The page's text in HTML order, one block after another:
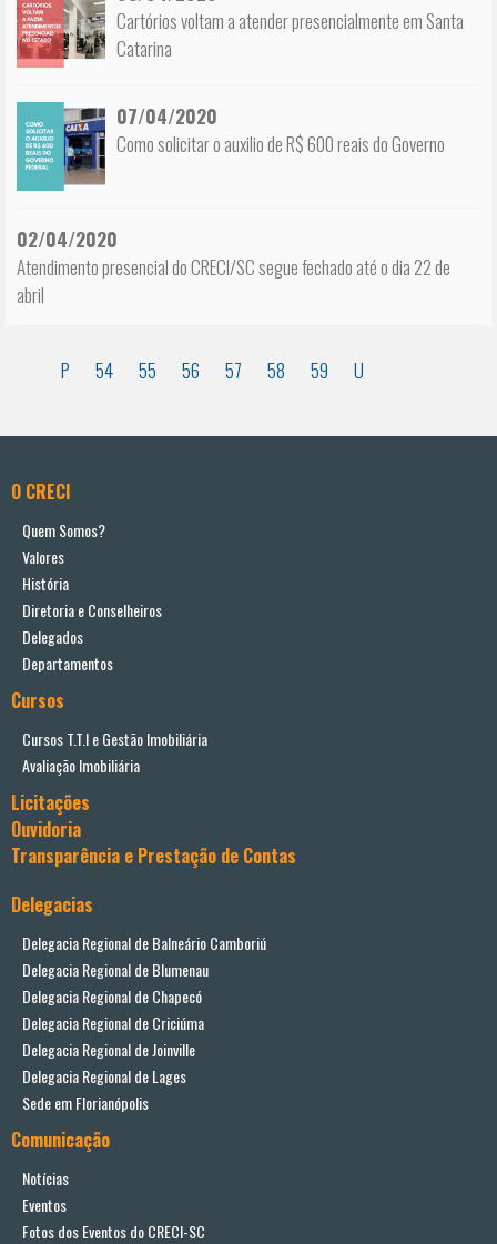
Cartórios voltam a atender presencialmente em Santa
Catarina
07/04/2020
Como solicitar o auxilio de R$ 600 reais do Governo
02/04/2020
Atendimento presencial do CRECI/SC segue fechado até o dia 22 de
abril
P 54 55 56 57 58 59 U
O CRECI
Quem Somos?
Valores
História
Diretoria e Conselheiros
Delegados
Departamentos
Cursos
Cursos T.T.I e Gestão Imobiliária
Avaliação Imobiliária
Licitações
Ouvidoria
Transparência e Prestação de Contas
Delegacias
Delegacia Regional de Balneário Camboriú
Delegacia Regional de Blumenau
Delegacia Regional de Chapecó
Delegacia Regional de Criciúma
Delegacia Regional de Joinville
Delegacia Regional de Lages
Sede em Florianópolis
Comunicação
Notícias
Eventos
Fotos dos Eventos do CRECI-SC